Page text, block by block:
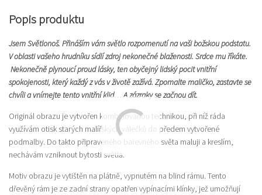
Popis produktu
Jsem Světlonoš. Přináším vám světlo rozpomenutí na vaši božskou podstatu.
V oblasti vašeho hrudníku sídlí zdroj nekonečné blaženosti. Srdce mu říkáte.
Nekonečně plynoucí proud lásky, ten obyčejný lidský pocit vnitřní
spokojenosti, který každý z vás v životě zažívá. Zpomalte maličko, zastavte se
chvíli a vnímejte tento vnitřní klid… A zázraky se začnou dít.
Originál obrazu je vytvořen kombinovanou technikou, při níž ráda
využívám otisk starých malířských válečků do předem vytvořené
podmalby. Do takto připraveného barevného světa maluji a kreslím,
nechávám vzniknout bytosti světla.
Motiv obrazu je vytištěn na plátně, vypnutém na blind rámu. Tento
dřevěný rám je ze zadní strany opatřen vypínacími klínky, jež umožňují